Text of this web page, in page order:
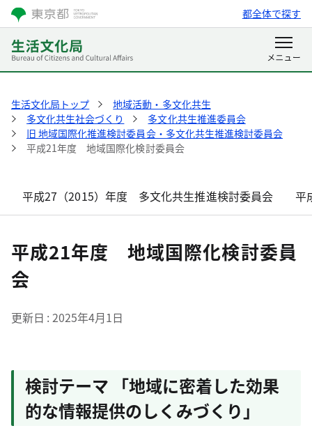
都全体で探す
生活文化局トップ
地域活動・多文化共生
多文化共生社会づくり
多文化共生推進委員会
旧 地域国際化推進検討委員会・多文化共生推進検討委員会
平成21年度 地域国際化検討委員会
平成27（2015）年度 多文化共生推進検討委員会 平
平成21年度 地域国際化検討委員
会
更新日 2025年4月1日
検討テーマ 「地域に密着した効果
的な情報提供のしくみづくり」